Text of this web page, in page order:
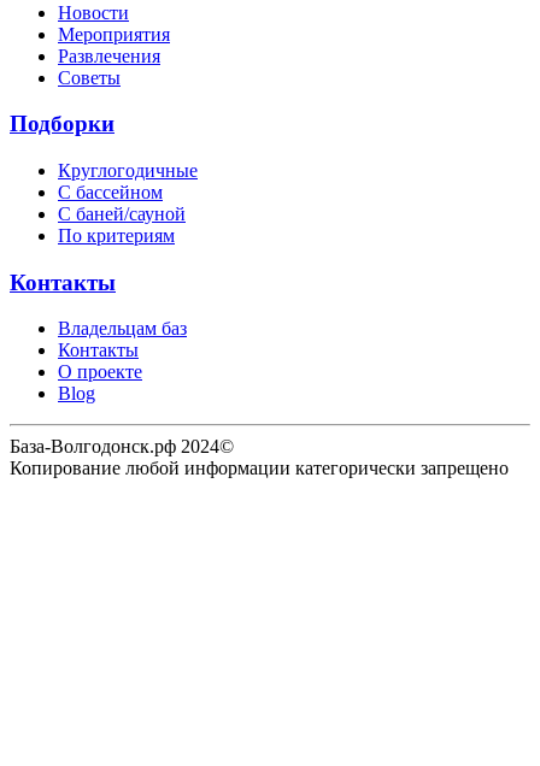
Новости
Мероприятия
Развлечения
Советы
Подборки
Круглогодичные
С бассейном
С баней/сауной
По критериям
Контакты
Владельцам баз
Контакты
О проекте
Blog
База-Волгодонск.рф 2024©
Копирование любой информации категорически запрещено